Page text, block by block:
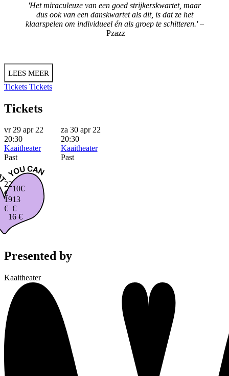
'Het miraculeuze van een goed strijkerskwartet, maar
dus ook van een danskwartet als dit, is dat ze het
klaarspelen om individueel én als groep te schitteren.'–
Pzazz
LEES MEER
Tickets Tickets
Tickets
vr 29 apr 22
20:30
Kaaitheater
Past
za 30 apr 22
20:30
Kaaitheater
Past
22
€
19
€
16 €
13
€
10€
Presented by
Kaaitheater